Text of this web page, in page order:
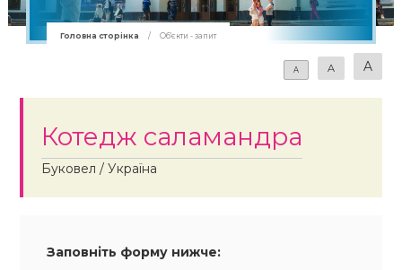
Головна сторінка / Об'єкти - запит
A A A
Котедж саламандра
Буковел / Україна
Заповніть форму нижче: